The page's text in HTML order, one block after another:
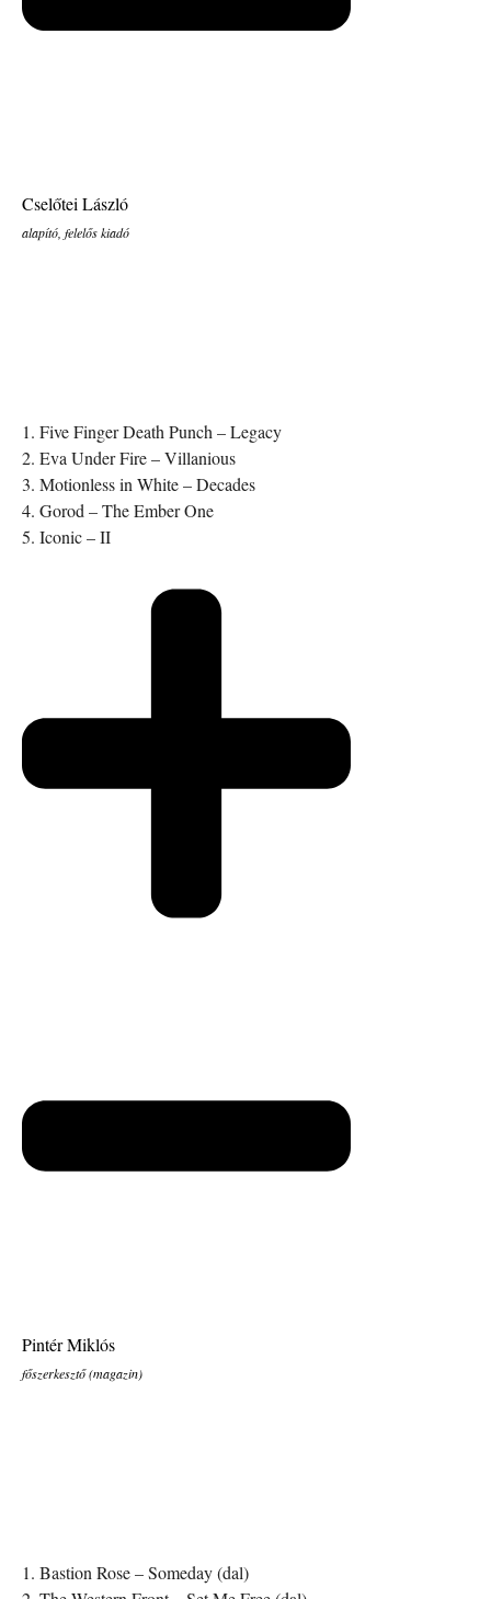
Cselőtei László
alapító, felelős kiadó
1. Five Finger Death Punch – Legacy
2. Eva Under Fire – Villanious
3. Motionless in White – Decades
4. Gorod – The Ember One
5. Iconic – II
Pintér Miklós
főszerkesztő (magazin)
1. Bastion Rose – Someday (dal)